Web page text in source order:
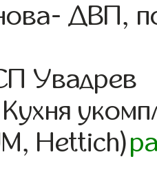
ДВП,
Увадрев
Hettich)